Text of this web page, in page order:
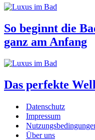
So beginnt die
ganz am Anfang
Das perfekte
Datenschutz
Impressum
Über uns